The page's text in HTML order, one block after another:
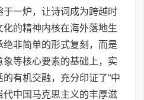
一炉，让诗词成为跨越时
的精神内核在海外落地生
非简单的形式复刻，而是
等核心要素的基础上，实
有机交融，充分印证了“中
中国马克思主义的丰厚滋